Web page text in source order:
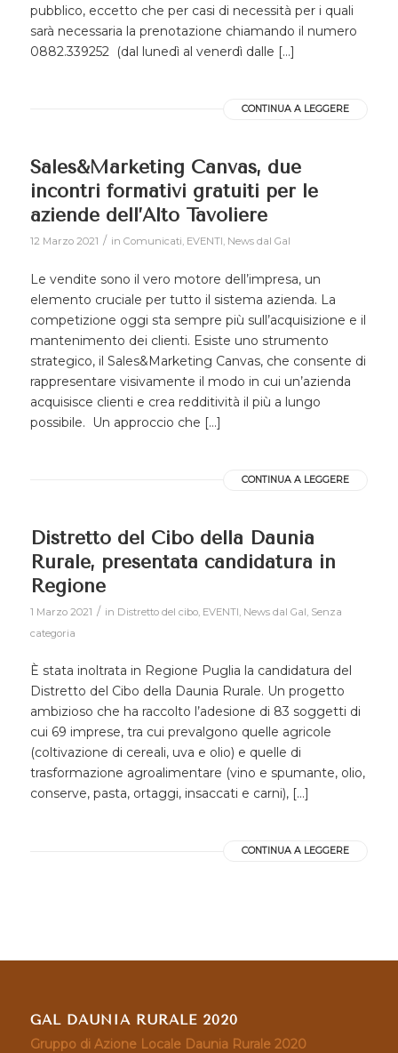
pubblico, eccetto che per casi di necessità per i quali
sarà necessaria la prenotazione chiamando il numero
0882.339252 (dal lunedì al venerdì dalle […]
CONTINUA A LEGGERE
Sales&Marketing Canvas, due
incontri formativi gratuiti per le
aziende dell’Alto Tavoliere
12 Marzo 2021 / in Comunicati EVENTI News dal Gal
Le vendite sono il vero motore dell’impresa, un
elemento cruciale per tutto il sistema azienda. La
competizione oggi sta sempre più sull’acquisizione e il
mantenimento dei clienti. Esiste uno strumento
strategico, il Sales&Marketing Canvas, che consente di
rappresentare visivamente il modo in cui un’azienda
acquisisce clienti e crea redditività il più a lungo
possibile. Un approccio che […]
CONTINUA A LEGGERE
Distretto del Cibo della Daunia
Rurale, presentata candidatura in
Regione
1 Marzo 2021 / in Distretto del cibo, EVENTI News dal Gal Senza
categoria
È stata inoltrata in Regione Puglia la candidatura del
Distretto del Cibo della Daunia Rurale. Un progetto
ambizioso che ha raccolto l’adesione di 83 soggetti di
cui 69 imprese, tra cui prevalgono quelle agricole
(coltivazione di cereali, uva e olio) e quelle di
trasformazione agroalimentare (vino e spumante, olio,
conserve, pasta, ortaggi, insaccati e carni), […]
CONTINUA A LEGGERE
GAL DAUNIA RURALE 2020
Gruppo di Azione Locale Daunia Rurale 2020